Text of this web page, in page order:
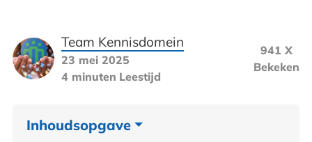
Team Kennisdomein
23 mei 2025
4 minuten Leestijd
941 X
Bekeken
Inhoudsopgave